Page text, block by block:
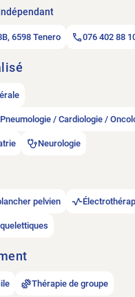
6598 Tenero 076 402 88
/ Cardiologie /
Neurologie
pelvien
Thérapie de groupe